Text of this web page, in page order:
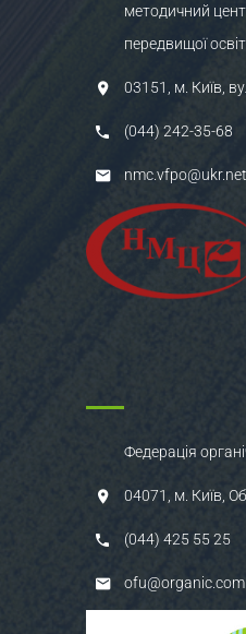
методичний
передвищої
03151, м. Київ,
(044) 242-35-68
nmc.vfpo@ukr.net
Федерація
04071, м. Київ,
(044) 425 55 25